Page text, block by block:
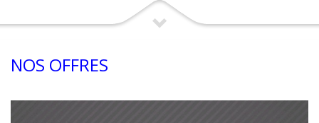
NOS OFFRES